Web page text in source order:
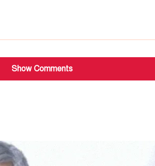
Show Comments